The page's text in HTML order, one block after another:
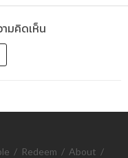
ามคิดเห็น
/ Redeem / About /